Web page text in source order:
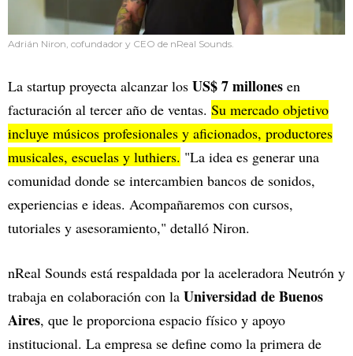
Adrián Niron, cofundador y CEO de nReal Sounds.
La startup proyecta alcanzar los US$ 7 millones en
facturación al tercer año de ventas. Su mercado objetivo
incluye músicos profesionales y aficionados, productores
musicales, escuelas y luthiers. "La idea es generar una
comunidad donde se intercambien bancos de sonidos,
experiencias e ideas. Acompañaremos con cursos,
tutoriales y asesoramiento," detalló Niron.
nReal Sounds está respaldada por la aceleradora Neutrón y
trabaja en colaboración con la Universidad de Buenos
Aires, que le proporciona espacio físico y apoyo
institucional. La empresa se define como la primera de